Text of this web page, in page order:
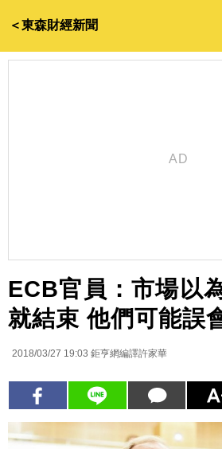
＜東森財經新聞
ECB官員：市場以
就結束 他們可能誤
2018/03/27 19:03 鉅亨網編譯許家華